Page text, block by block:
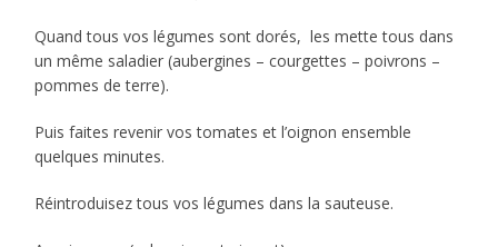
Quand tous vos légumes sont dorés, les mette tous dans
un même saladier (aubergines – courgettes – poivrons –
pommes de terre).
Puis faites revenir vos tomates et l’oignon ensemble
quelques minutes.
Réintroduisez tous vos légumes dans la sauteuse.